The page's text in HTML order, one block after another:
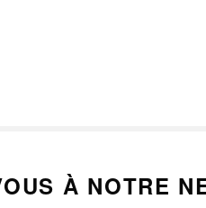
À NOTRE